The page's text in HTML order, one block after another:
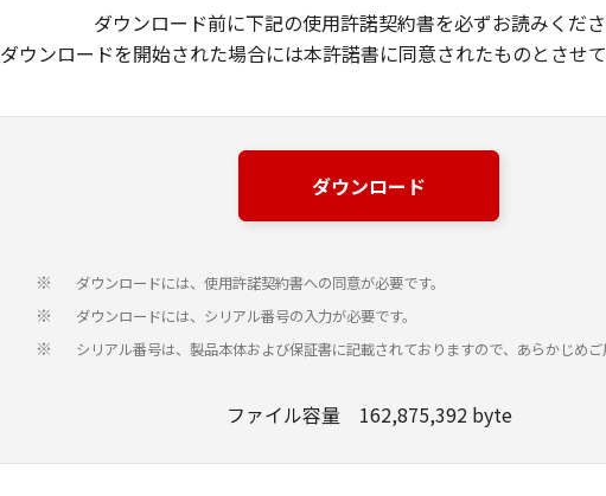
ダウンロード前に下記の使用許諾契約書を必ずお読みくださ
ダウンロードを開始された場合には本許諾書に同意されたものとさせて
ダウンロード
※ ダウンロードには、使用許諾契約書への同意が必要です。
※ ダウンロードには、シリアル番号の入力が必要です。
※ シリアル番号は、製品本体および保証書に記載されておりますので、あらかじめご
ファイル容量 162,875,392 byte